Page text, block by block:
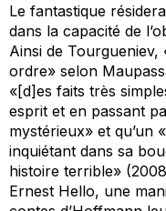
Le fantastique
dans la capacité de
Ainsi de
ordre» selon
«[d]es faits très
esprit et en passant
mystérieux» et qu’un
inquiétant dans sa
histoire terrible»
Ernest Hello, une